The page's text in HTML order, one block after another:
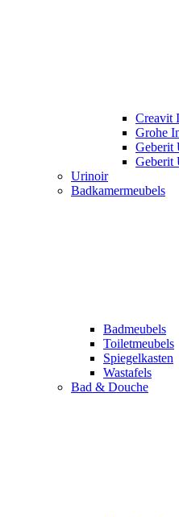
Creavit
Grohe
Geberit
Geberit
Urinoir
Badkamermeubels
Badmeubels
Toiletmeubels
Spiegelkasten
Wastafels
Bad & Douche